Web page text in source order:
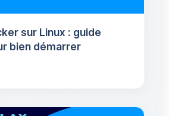
sur Linux : guide
bien démarrer